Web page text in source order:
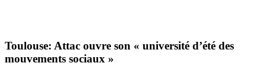
Toulouse: Attac ouvre son « université d’été des
mouvements sociaux »